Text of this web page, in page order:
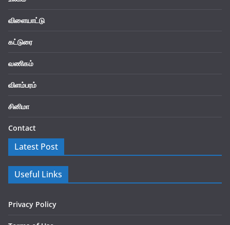
விளையாட்டு
கட்டுரை
வணிகம்
விளம்பரம்
சினிமா
Contact
Latest Post
Useful Links
Privacy Policy